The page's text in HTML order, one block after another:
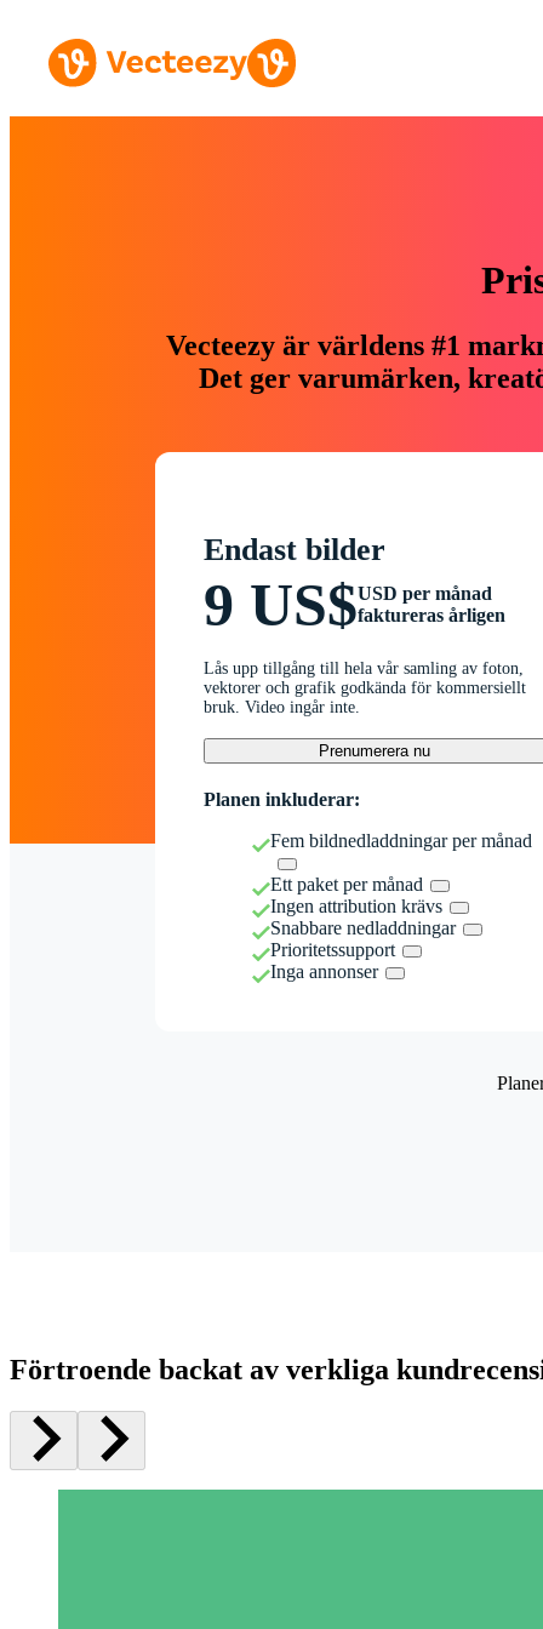
Vecteezy är världens #1
Det ger varumärken,
Endast bilder
9 US$USD per månad
faktureras årligen
Lås upp tillgång till hela vår samling av foton,
vektorer och grafik godkända för kommersiellt
bruk. Video ingår inte.
Prenumerera nu
Planen inkluderar:
Fem bildnedladdningar per månad
Ett paket per månad
Ingen attribution krävs
Snabbare nedladdningar
Prioritetssupport
Inga annonser
Förtroende backat av verkliga